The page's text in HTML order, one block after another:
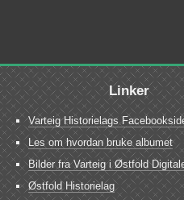
Linker
Varteig Historielags
Les om hvordan bruke albumet
Bilder fra Varteig i Østfold
Østfold Historielag